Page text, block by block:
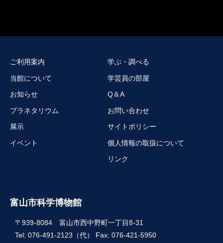
富山市科学博物館
〒939-8084 富山市西中野町一丁目8-31
Tel: 076-491-2123（代） Fax: 076-421-5950
ご利用案内
当館について
お知らせ
プラネタリウム
展示
イベント
学ぶ・調べる
学芸員の部屋
Q＆A
お問い合わせ
サイトポリシー
個人情報の取扱について
リンク